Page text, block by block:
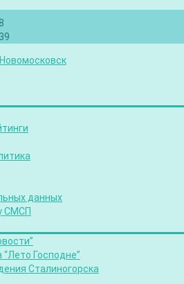
данных
СМСП
Господне”
Сталиногорска